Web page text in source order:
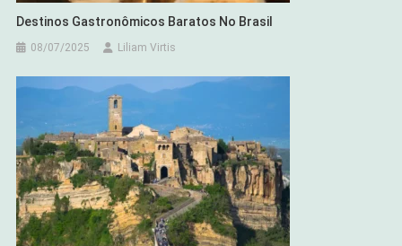
Destinos Gastronômicos Baratos No Brasil
08/07/2025 Liliam Virtis